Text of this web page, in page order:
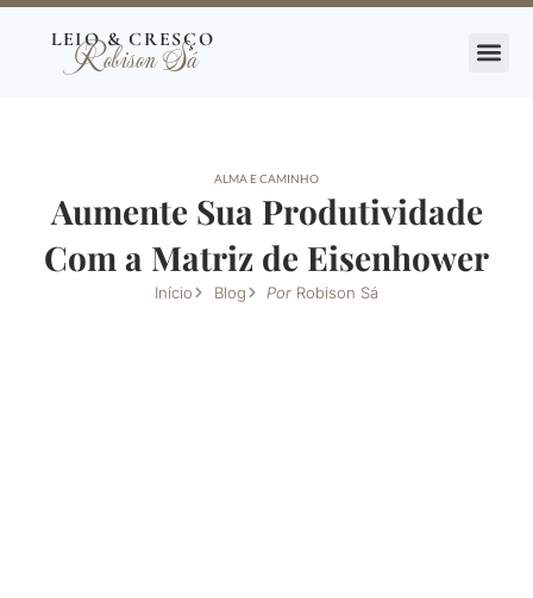
Ir
LEIO & CRESÇO
Robison Sá
ALMA E CAMINHO
Aumente Sua Produtividade
Com a Matriz de Eisenhower
Início Blog Por Robison Sá